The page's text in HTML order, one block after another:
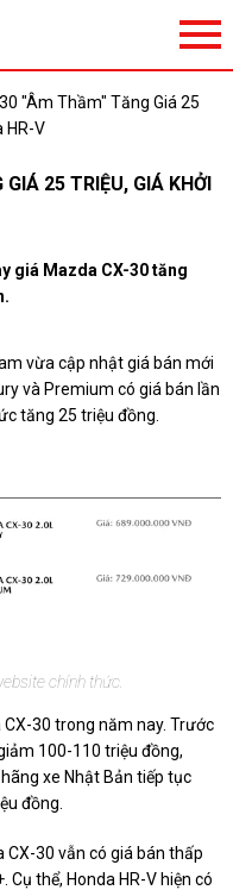
"âm Thầm" Tăng Giá 25
HR-V
25 TRIỆU, GIÁ KHỞI
giá Mazda CX-30 tăng
vừa cập nhật giá bán mới
và Premium có giá bán lần
tăng 25 triệu đồng.
chính thức.
30 trong năm nay. Trước
100-110 triệu đồng,
xe Nhật Bản tiếp tục
đồng.
30 vẫn có giá bán thấp
Cụ thể, Honda HR-V hiện có